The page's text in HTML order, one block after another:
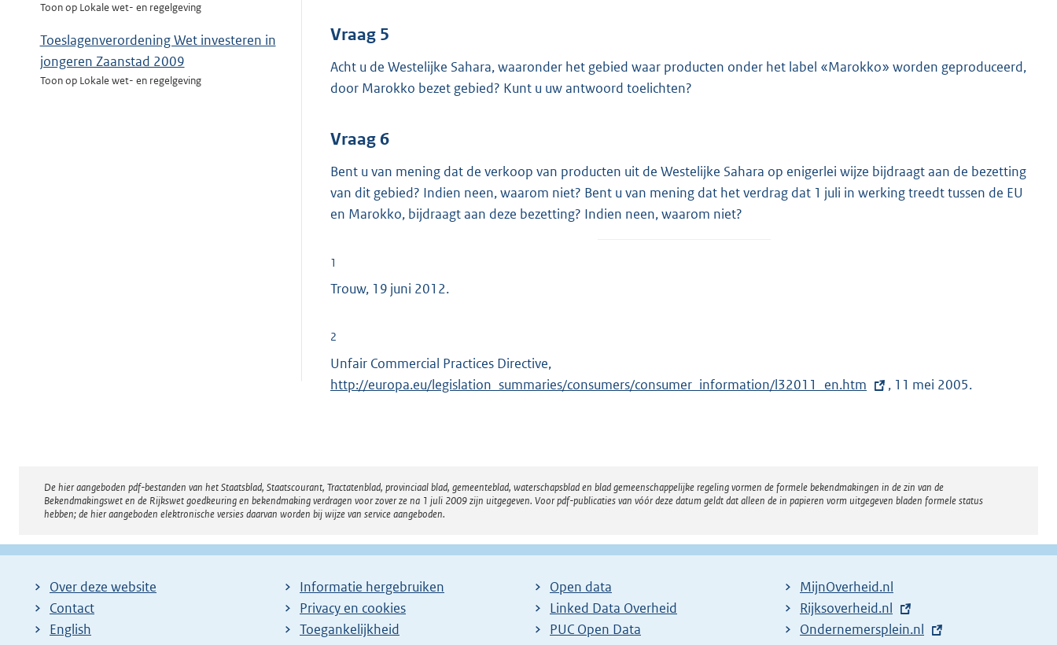
Toon op Lokale wet- en regelgeving
Toeslagenverordening Wet investeren in
jongeren Zaanstad 2009
Toon op Lokale wet- en regelgeving
Vraag 5
Acht u de Westelijke Sahara, waaronder het gebied waar producten onder het label «Marokko» worden geproduceerd,
door Marokko bezet gebied? Kunt u uw antwoord toelichten?
Vraag 6
Bent u van mening dat de verkoop van producten uit de Westelijke Sahara op enigerlei wijze bijdraagt aan de bezetting
van dit gebied? Indien neen, waarom niet? Bent u van mening dat het verdrag dat 1 juli in werking treedt tussen de EU
en Marokko, bijdraagt aan deze bezetting? Indien neen, waarom niet?
1
Trouw, 19 juni 2012.
2
Unfair Commercial Practices Directive,
x
e
n
:
http://europa.eu/legislation_summaries/consumers/consumer_information/l32011_en.htm , 11 mei 2005.
Disclaimer
De hier aangeboden pdf-bestanden van het Staatsblad, Staatscourant, Tractatenblad, provinciaal blad, gemeenteblad, waterschapsblad en blad gemeenschappelijke regeling vormen de formele bekendmakingen in de zin van de
Bekendmakingswet en de Rijkswet goedkeuring en bekendmaking verdragen voor zover ze na 1 juli 2009 zijn uitgegeven. Voor pdf-publicaties van vóór deze datum geldt dat alleen de in papieren vorm uitgegeven bladen formele status
hebben; de hier aangeboden elektronische versies daarvan worden bij wijze van service aangeboden.
Over deze website
Contact
English
Informatie hergebruiken
Privacy en cookies
Toegankelijkheid
Open data
Linked Data Overheid
PUC Open Data
MijnOverheid.nl
E
x
Rijksoverheid.nl
E
Ondernemersplein.nl